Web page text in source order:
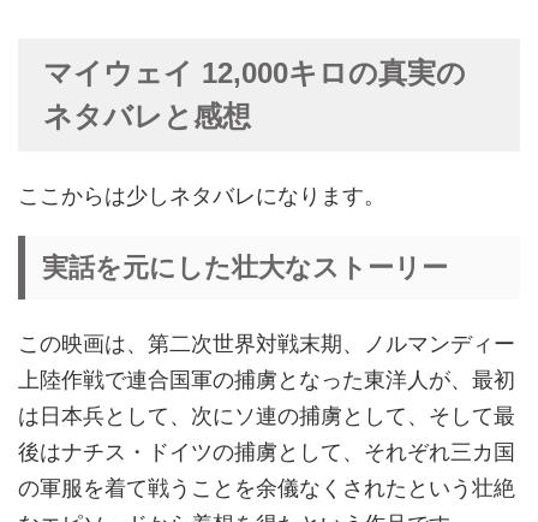
マイウェイ 12,000キロの真実の
ネタバレと感想
ここからは少しネタバレになります。
実話を元にした壮大なストーリー
この映画は、第二次世界対戦末期、ノルマンディー
上陸作戦で連合国軍の捕虜となった東洋人が、最初
は日本兵として、次にソ連の捕虜として、そして最
後はナチス・ドイツの捕虜として、それぞれ三カ国
の軍服を着て戦うことを余儀なくされたという壮絶